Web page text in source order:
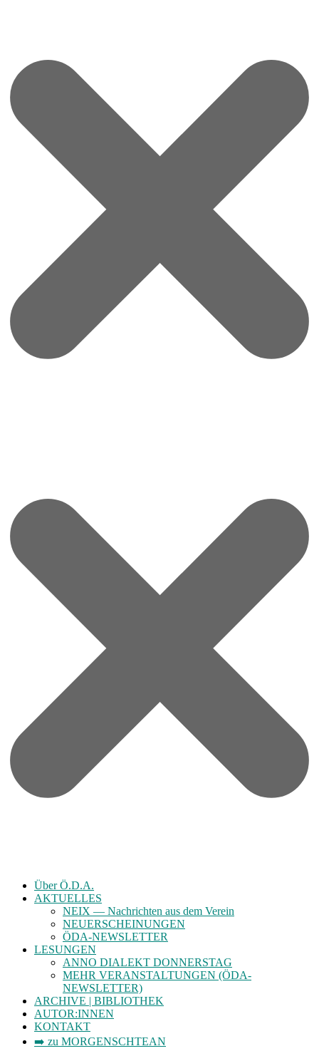
Über Ö.D.A.
AKTUELLES
NEIX — Nachrichten aus dem Verein
NEUERSCHEINUNGEN
ÖDA-NEWSLETTER
LESUNGEN
ANNO DIALEKT DONNERSTAG
MEHR VERANSTALTUNGEN (ÖDA-
NEWSLETTER)
ARCHIVE | BIBLIOTHEK
AUTOR:INNEN
KONTAKT
➡️ zu MORGENSCHTEAN